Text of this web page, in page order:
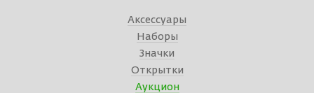
Аксессуары
Наборы
Значки
Открытки
Аукцион